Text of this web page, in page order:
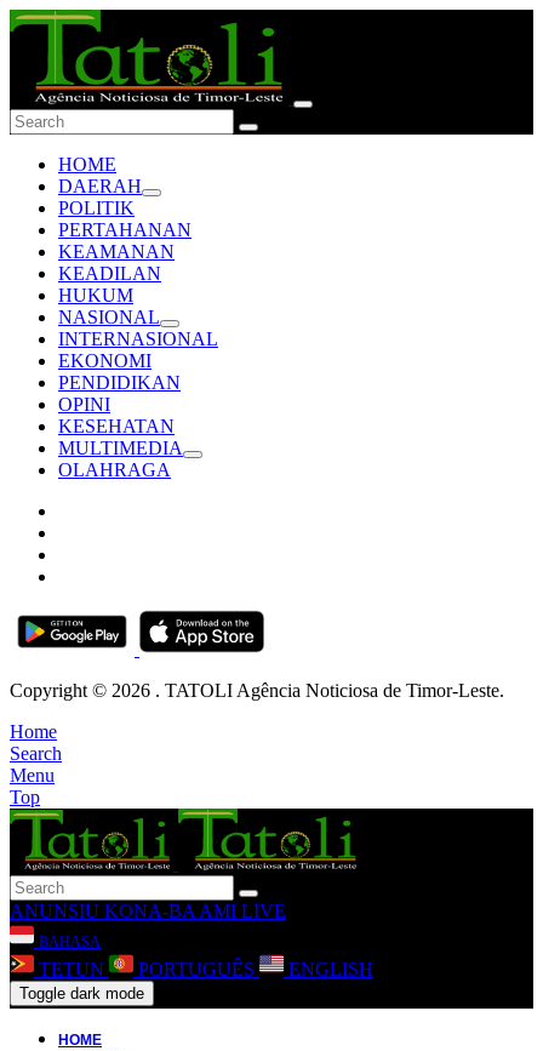
HOME
DAERAH
POLITIK
PERTAHANAN
KEAMANAN
KEADILAN
HUKUM
NASIONAL
INTERNASIONAL
EKONOMI
PENDIDIKAN
OPINI
KESEHATAN
MULTIMEDIA
OLAHRAGA
Copyright © 2026 . TATOLI Agência Noticiosa de Timor-Leste.
Home
Search
Menu
Top
ANUNSIU KONA-BA AMI LIVE
BAHASA
TETUN PORTUGUÊS ENGLISH
Toggle dark mode
HOME